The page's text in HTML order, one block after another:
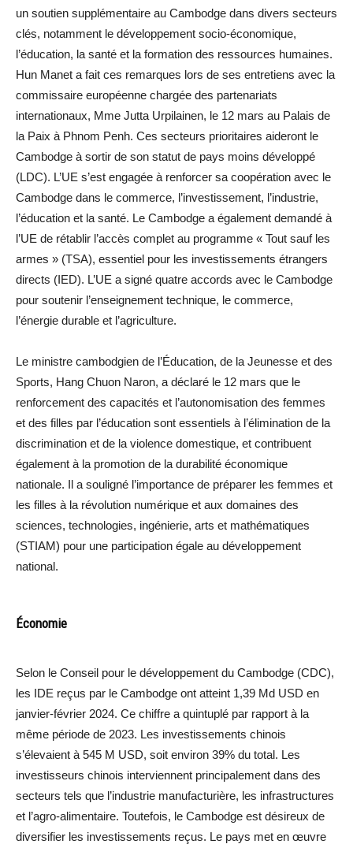
un soutien supplémentaire au Cambodge dans divers secteurs
clés, notamment le développement socio-économique,
l’éducation, la santé et la formation des ressources humaines.
Hun Manet a fait ces remarques lors de ses entretiens avec la
commissaire européenne chargée des partenariats
internationaux, Mme Jutta Urpilainen, le 12 mars au Palais de
la Paix à Phnom Penh. Ces secteurs prioritaires aideront le
Cambodge à sortir de son statut de pays moins développé
(LDC). L’UE s’est engagée à renforcer sa coopération avec le
Cambodge dans le commerce, l’investissement, l’industrie,
l’éducation et la santé. Le Cambodge a également demandé à
l’UE de rétablir l’accès complet au programme « Tout sauf les
armes » (TSA), essentiel pour les investissements étrangers
directs (IED). L’UE a signé quatre accords avec le Cambodge
pour soutenir l’enseignement technique, le commerce,
l’énergie durable et l’agriculture.
Le ministre cambodgien de l’Éducation, de la Jeunesse et des
Sports, Hang Chuon Naron, a déclaré le 12 mars que le
renforcement des capacités et l’autonomisation des femmes
et des filles par l’éducation sont essentiels à l’élimination de la
discrimination et de la violence domestique, et contribuent
également à la promotion de la durabilité économique
nationale. Il a souligné l’importance de préparer les femmes et
les filles à la révolution numérique et aux domaines des
sciences, technologies, ingénierie, arts et mathématiques
(STIAM) pour une participation égale au développement
national.
Économie
Selon le Conseil pour le développement du Cambodge (CDC),
les IDE reçus par le Cambodge ont atteint 1,39 Md USD en
janvier-février 2024. Ce chiffre a quintuplé par rapport à la
même période de 2023. Les investissements chinois
s’élevaient à 545 M USD, soit environ 39% du total. Les
investisseurs chinois interviennent principalement dans des
secteurs tels que l’industrie manufacturière, les infrastructures
et l’agro-alimentaire. Toutefois, le Cambodge est désireux de
diversifier les investissements reçus. Le pays met en œuvre